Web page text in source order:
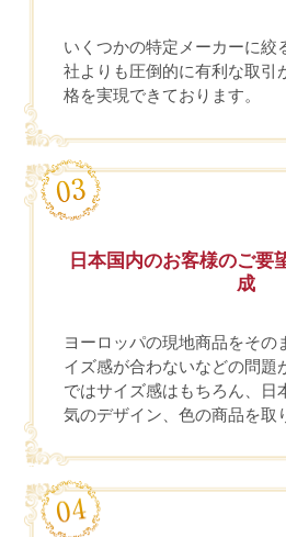
いくつかの特定メーカーに絞
社よりも圧倒的に有利な取引
格を実現できております。
日本国内のお客様のご要
成
ヨーロッパの現地商品をその
イズ感が合わないなどの問題
ではサイズ感はもちろん、日
気のデザイン、色の商品を取